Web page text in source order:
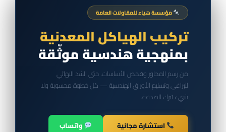
مؤسسة هياء للمقاولات العامة
تركيب الهياكل المعدنية
بمنهجية هندسية موثّقة
من رسم المحاور وفحص الأساسات، حتى الشد النهائي
للبراغي وتسليم الأوراق الهندسية — كل خطوة محسوبة ولا
شيء يُترك للصدفة.
استشارة مجانية واتساب